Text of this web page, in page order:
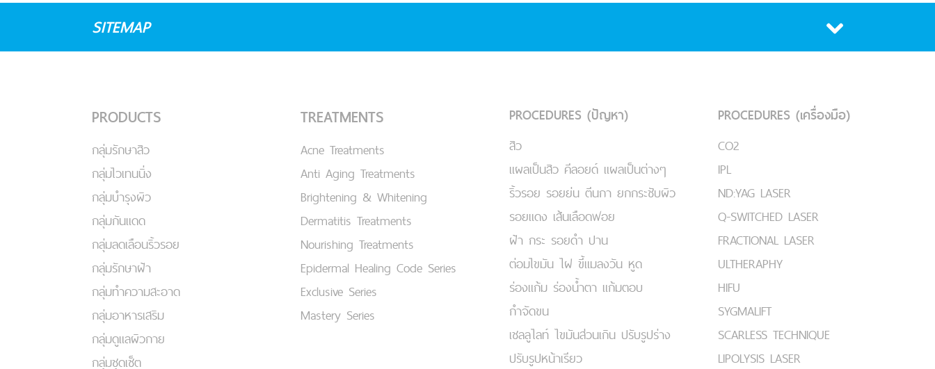
SITEMAP
PRODUCTS
กลุ่มรักษาสิว
กลุ่มไวเทนนิ่ง
กลุ่มบำรุงผิว
กลุ่มกันแดด
กลุ่มลดเลือนริ้วรอย
กลุ่มรักษาฝ้า
กลุ่มทำความสะอาด
กลุ่มอาหารเสริม
กลุ่มดูแลผิวกาย
กลุ่มชุดเซ็ต
TREATMENTS
Acne Treatments
Anti Aging Treatments
Brightening & Whitening
Dermatitis Treatments
Nourishing Treatments
Epidermal Healing Code Series
Exclusive Series
Mastery Series
PROCEDURES (ปัญหา)
สิว
แผลเป็นสิว คีลอยด์ แผลเป็นต่างๆ
ริ้วรอย รอยย่น ตีนกา ยกกระชับผิว
รอยแดง เส้นเลือดฟอย
ฝ้า กระ รอยดำ ปาน
ต่อมไขมัน ไฝ ขี้แมลงวัน หูด
ร่องแก้ม ร่องน้ำตา แก้มตอบ
กำจัดขน
เชลลูไลท์ ไขมันส่วนเกิน ปรับรูปร่าง
ปรับรูปหน้าเรียว
PROCEDURES (เครื่องมือ)
CO2
IPL
ND:YAG LASER
Q-SWITCHED LASER
FRACTIONAL LASER
ULTHERAPHY
HIFU
SYGMALIFT
SCARLESS TECHNIQUE
LIPOLYSIS LASER